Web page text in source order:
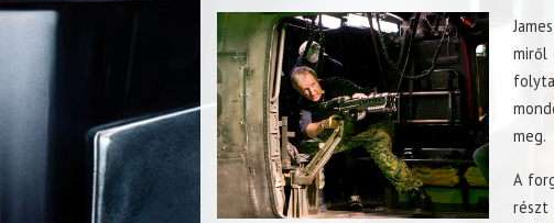
miről
meg.
A
részt